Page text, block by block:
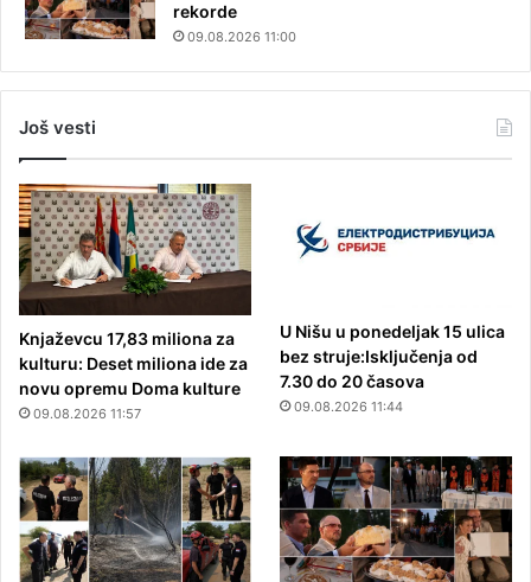
rekorde
09.08.2026 11:00
Još vesti
Knjaževcu 17,83 miliona za
kulturu: Deset miliona ide za
novu opremu Doma kulture
09.08.2026 11:57
U Nišu u ponedeljak 15 ulica
bez struje:Isključenja od
7.30 do 20 časova
09.08.2026 11:44